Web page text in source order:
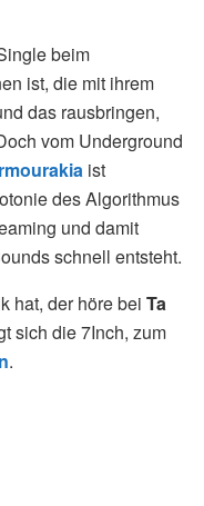
beim
ist, die mit ihrem
das rausbringen,
vom Underground
ist
des Algorithmus
und damit
schnell entsteht.
hat, der höre bei Ta
sich die 7Inch, zum
.